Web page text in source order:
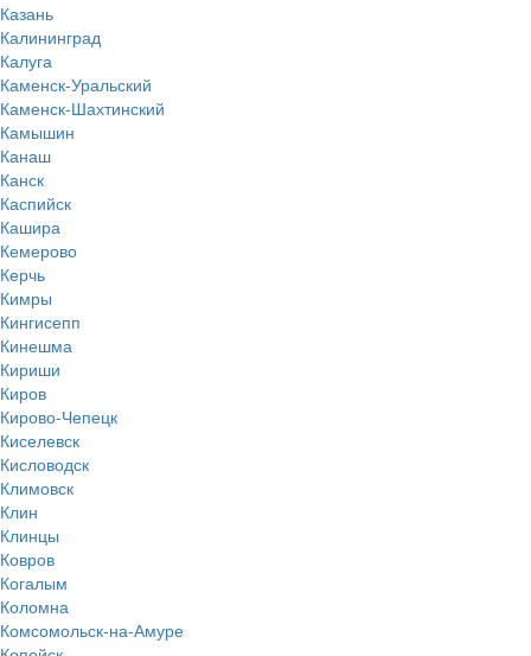
Казань
Калининград
Калуга
Каменск-Уральский
Каменск-Шахтинский
Камышин
Канаш
Канск
Каспийск
Кашира
Кемерово
Керчь
Кимры
Кингисепп
Кинешма
Кириши
Киров
Кирово-Чепецк
Киселевск
Кисловодск
Климовск
Клин
Клинцы
Ковров
Когалым
Коломна
Комсомольск-на-Амуре